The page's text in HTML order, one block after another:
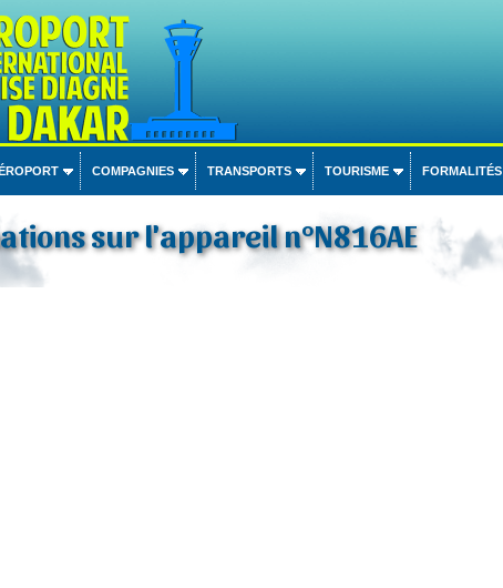
COMPAGNIES TRANSPORTS TOURISME FORMALITÉS
sur l'appareil n°N816AE